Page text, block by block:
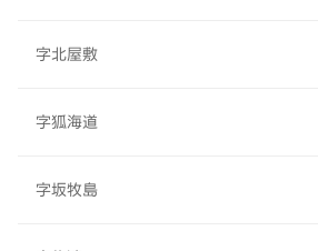
字北屋敷
字狐海道
字坂牧島